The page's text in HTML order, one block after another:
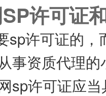
许可证
sp许可证的
事资质代理
sp许可证应